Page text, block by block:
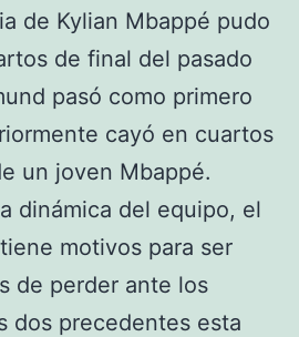
de Kylian Mbappé pudo
de final del pasado
pasó como primero
cayó en cuartos
un joven Mbappé.
dinámica del equipo, el
motivos para ser
de perder ante los
dos precedentes esta